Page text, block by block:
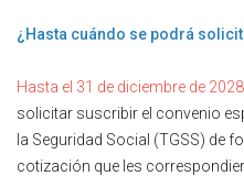
¿Hasta cuándo se podrá
Hasta el 31 de diciembre de 2028
solicitar suscribir el convenio
la Seguridad Social (TGSS) de
cotización que les